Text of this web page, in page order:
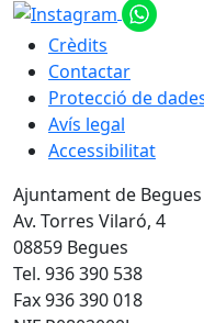
Crèdits
Contactar
Protecció de
Avís legal
Accessibilitat
Ajuntament de Begues
Av. Torres Vilaró, 4
08859 Begues
Tel. 936 390 538
Fax 936 390 018